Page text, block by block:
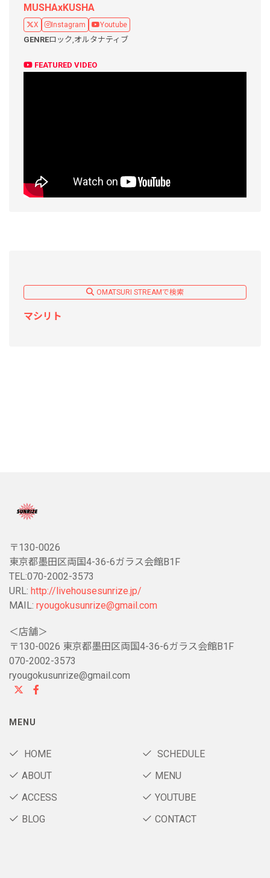
MUSHAxKUSHA
X Instagram Youtube
GENREロック,オルタナティブ
FEATURED VIDEO
OMATSURI STREAMで検索
マシリト
〒130-0026
東京都墨田区両国4-36-6ガラス会館B1F
TEL:070-2002-3573
URL: http://livehousesunrize.jp/
MAIL: ryougokusunrize@gmail.com
＜店舗＞
〒130-0026 東京都墨田区両国4-36-6ガラス会館B1F
070-2002-3573
ryougokusunrize@gmail.com
MENU
HOME
SCHEDULE
ABOUT
MENU
ACCESS
YOUTUBE
BLOG
CONTACT